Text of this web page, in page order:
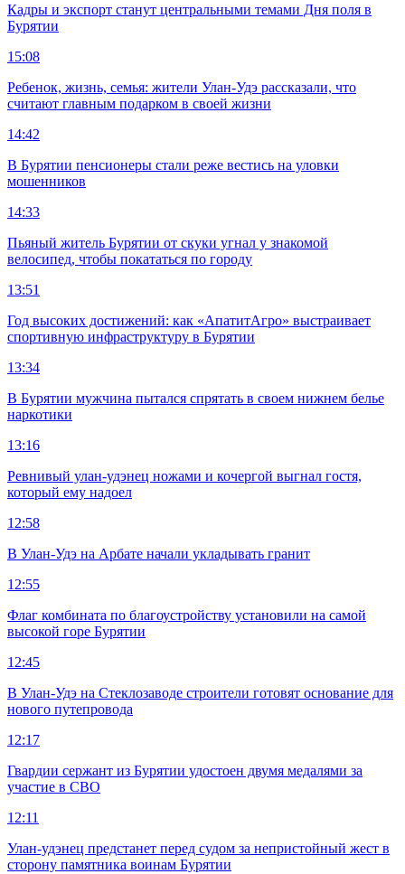
Кадры и экспорт станут центральными темами Дня поля в
Бурятии
15:08
Ребенок, жизнь, семья: жители Улан-Удэ рассказали, что
считают главным подарком в своей жизни
14:42
В Бурятии пенсионеры стали реже вестись на уловки
мошенников
14:33
Пьяный житель Бурятии от скуки угнал у знакомой
велосипед, чтобы покататься по городу
13:51
Год высоких достижений: как «АпатитАгро» выстраивает
спортивную инфраструктуру в Бурятии
13:34
В Бурятии мужчина пытался спрятать в своем нижнем белье
наркотики
13:16
Ревнивый улан-удэнец ножами и кочергой выгнал гостя,
который ему надоел
12:58
В Улан-Удэ на Арбате начали укладывать гранит
12:55
Флаг комбината по благоустройству установили на самой
высокой горе Бурятии
12:45
В Улан-Удэ на Стеклозаводе строители готовят основание для
нового путепровода
12:17
Гвардии сержант из Бурятии удостоен двумя медалями за
участие в СВО
12:11
Улан-удэнец предстанет перед судом за непристойный жест в
сторону памятника воинам Бурятии